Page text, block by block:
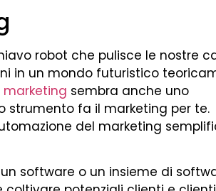
robot che pulisce le nostre
in un mondo futuristico
marketing sembra anche uno
strumento fa il marketing per te.
del marketing
software o un insieme di